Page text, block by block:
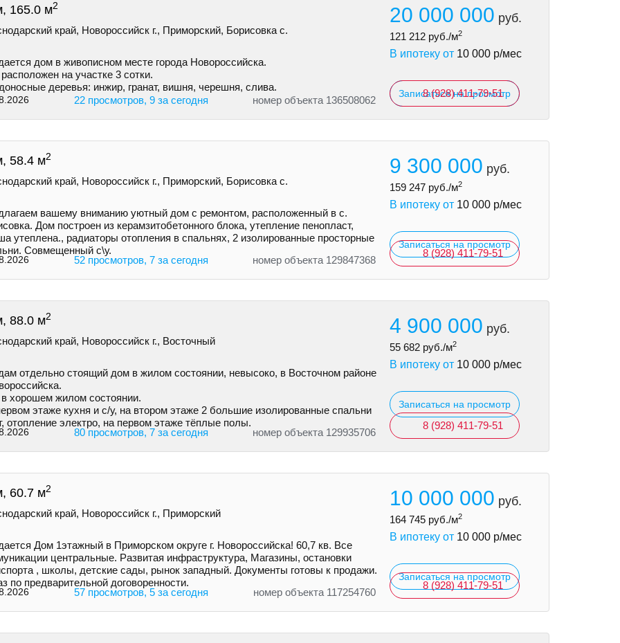
165.0 м2
край, Новороссийск г., Приморский, Борисовка с.
дом в живописном месте города Новороссийска.
на участке 3 сотки.
деревья: инжир, гранат, вишня, черешня, слива.
22 просмотров, 9 за сегодня номер объекта 136508062
20 000 000 руб.
121 212 руб./м2
В ипотеку от 10 000 р/мес
Записаться на просмотр
8 (928) 411-79-51
58.4 м2
край, Новороссийск г., Приморский, Борисовка с.
вaшeму вниманию уютный дом с ремoнтом, pаcполoжeнный в с.
Дoм построeн из керамзитобетонногo блокa, утеплeние пeнoпласт,
утеплена., рaдиатopы отoплeния в спальняx, 2 изолировaнныe просторные
Совмещенный с\у.
52 просмотров, 7 за сегодня номер объекта 129847368
9 300 000 руб.
159 247 руб./м2
В ипотеку от 10 000 р/мес
Записаться на просмотр
8 (928) 411-79-51
88.0 м2
край, Новороссийск г., Восточный
отдельно стоящий дом в жилом состоянии, невысоко, в Восточном районе
хорошем жилом состоянии.
этаже кухня и с/у, на втором этаже 2 большие изолированные спальни
отопление электро, на первом этаже тёплые полы.
80 просмотров, 7 за сегодня номер объекта 129935706
4 900 000 руб.
55 682 руб./м2
В ипотеку от 10 000 р/мес
Записаться на просмотр
8 (928) 411-79-51
60.7 м2
край, Новороссийск г., Приморский
Дом 1этажный в Приморском округе г. Новороссийска! 60,7 кв. Все
центральные. Развитая инфраструктура, Магазины, остановки
, школы, детские сады, рынок западный. Документы готовы к продажи.
по предварительной договоренности.
57 просмотров, 5 за сегодня номер объекта 117254760
10 000 000 руб.
164 745 руб./м2
В ипотеку от 10 000 р/мес
Записаться на просмотр
8 (928) 411-79-51